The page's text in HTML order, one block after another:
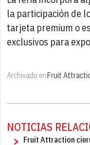
la participación de
tarjeta premium o
exclusivos para
Archivado enFruit
NOTICIAS
Fruit Attraction